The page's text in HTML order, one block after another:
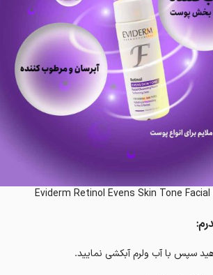
Eviderm Retinol Evens Skin Tone
سپس با آب ولرم آبکشی نمایید.